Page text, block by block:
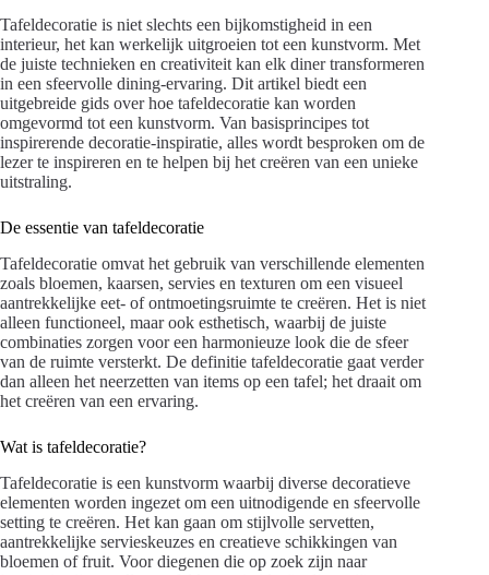
Tafeldecoratie is niet slechts een bijkomstigheid in een
interieur, het kan werkelijk uitgroeien tot een kunstvorm. Met
de juiste technieken en creativiteit kan elk diner transformeren
in een sfeervolle dining-ervaring. Dit artikel biedt een
uitgebreide gids over hoe tafeldecoratie kan worden
omgevormd tot een kunstvorm. Van basisprincipes tot
inspirerende decoratie-inspiratie, alles wordt besproken om de
lezer te inspireren en te helpen bij het creëren van een unieke
uitstraling.
De essentie van tafeldecoratie
Tafeldecoratie omvat het gebruik van verschillende elementen
zoals bloemen, kaarsen, servies en texturen om een visueel
aantrekkelijke eet- of ontmoetingsruimte te creëren. Het is niet
alleen functioneel, maar ook esthetisch, waarbij de juiste
combinaties zorgen voor een harmonieuze look die de sfeer
van de ruimte versterkt. De definitie tafeldecoratie gaat verder
dan alleen het neerzetten van items op een tafel; het draait om
het creëren van een ervaring.
Wat is tafeldecoratie?
Tafeldecoratie is een kunstvorm waarbij diverse decoratieve
elementen worden ingezet om een uitnodigende en sfeervolle
setting te creëren. Het kan gaan om stijlvolle servetten,
aantrekkelijke servieskeuzes en creatieve schikkingen van
bloemen of fruit. Voor diegenen die op zoek zijn naar